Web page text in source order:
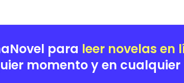
para leer novelas en
momento y en cualquier